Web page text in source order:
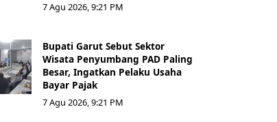
7 Agu 2026, 9:21 PM
Bupati Garut Sebut Sektor
Wisata Penyumbang PAD Paling
Besar, Ingatkan Pelaku Usaha
Bayar Pajak
7 Agu 2026, 9:21 PM